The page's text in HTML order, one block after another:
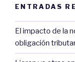
ENTRADAS
El impacto de la
obligación